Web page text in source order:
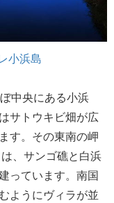
小浜島
中央にある小浜
サトウキビ畑が広
す。その東南の岬
、サンゴ礁と白浜
っています。南国
ようにヴィラが並